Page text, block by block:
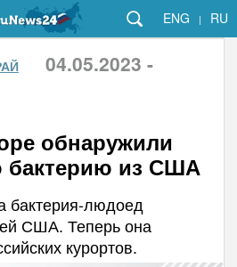
ENG | RU
04.05.2023 -
обнаружили
бактерию из США
бактерия-людоед
США. Теперь она
курортов.